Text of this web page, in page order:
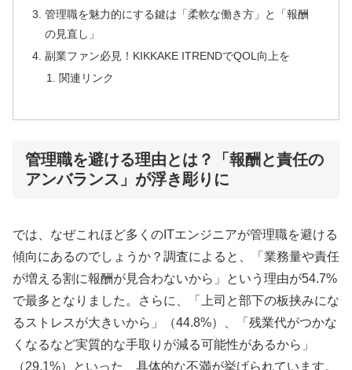
管理職を魅力的にする鍵は「柔軟な働き方」と「報酬
の見直し」
副業ファン必見！KIKKAKE ITRENDでQOL向上を
関連リンク
管理職を避ける理由とは？「報酬と責任の
アンバランス」が浮き彫りに
では、なぜこれほど多くのITエンジニアが管理職を避ける
傾向にあるのでしょうか？調査によると、「業務量や責任
が増える割に報酬が見合わないから」という理由が54.7%
で最多となりました。さらに、「上司と部下の板挟みにな
るストレスが大きいから」（44.8%）、「残業代がつかな
くなるなど実質的な手取りが減る可能性があるから」
（29.1%）といった、具体的な不満が挙げられています。